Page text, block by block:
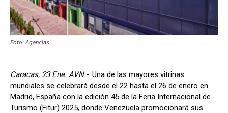
Foto: Agencias.
Caracas, 23 Ene. AVN.- Una de las mayores vitrinas
mundiales se celebrará desde el 22 hasta el 26 de enero en
Madrid, España con la edición 45 de la Feria Internacional de
Turismo (Fitur) 2025, donde Venezuela promocionará sus